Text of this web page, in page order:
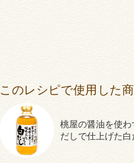
このレシピで使用した
桃屋の醤油を使
だしで仕上げた白